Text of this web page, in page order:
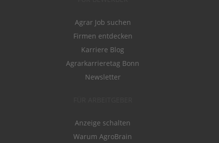
Agrar Job suchen
Firmen entdecken
Karriere Blog
Agrarkarrieretag Bonn
Newsletter
Anzeige schalten
Warum AgroBrain